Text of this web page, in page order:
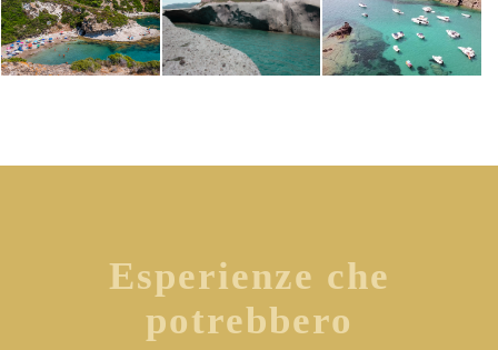
Esperienze che
potrebbero